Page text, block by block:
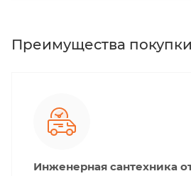
Преимущества
Инженерная сантехника